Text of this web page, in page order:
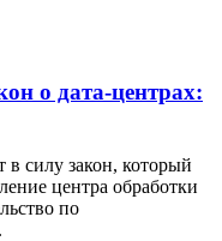
о дата-центрах:
в силу закон, который
центра обработки
по